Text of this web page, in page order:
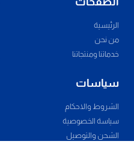
الرئيسية
من نحن
خدماتنا ومنتجاتنا
سياسات
الشروط والاحكام
سياسة الخصوصية
الشحن والتوصيل